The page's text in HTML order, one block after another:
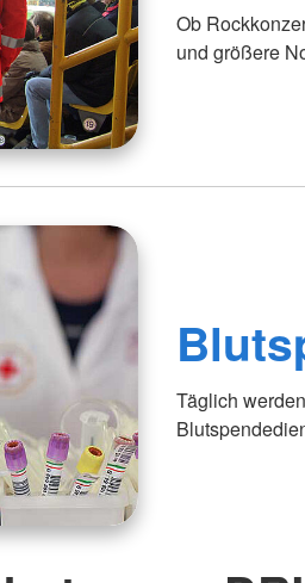
Ob
und größere
Täglich